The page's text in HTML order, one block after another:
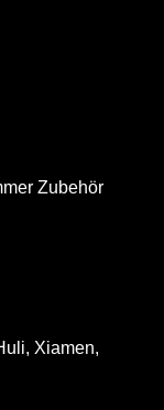
Zubehör
Xiamen,